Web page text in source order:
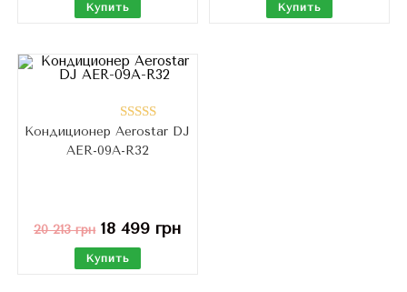
Купить Купить
Оценка
5.00
Кондиционер Aerostar DJ
AER-09A-R32
20 213грн 18 499 грн
Купить